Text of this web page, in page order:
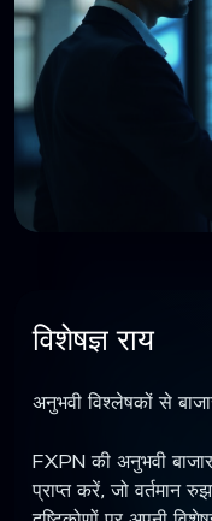
विशेषज्ञ राय
अनुभवी विश्लेषकों से
FXPN की अनुभवी
प्राप्त करें, जो वर्तमान